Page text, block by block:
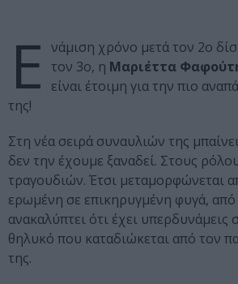
Ε νάμιση χρόνο μετά τον 2ο
τον 3ο, η Μαριέττα
είναι έτοιμη για την πιο
της!
Στη νέα σειρά συναυλιών της
δεν την έχουμε ξαναδεί. Στους
τραγουδιών. Έτσι μεταμορφώνεται
ερωμένη σε επικηρυγμένη φυγά, από
ανακαλύπτει ότι έχει υπερδυνάμεις
θηλυκό που καταδιώκεται από τον
της.